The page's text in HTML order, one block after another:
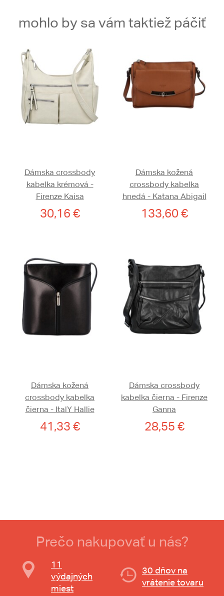
mohlo by sa vám taktiež páčiť
Dámska crossbody
kabelka krémová -
Firenze Kaisa
30,16 €
Dámska kožená
crossbody kabelka
hnedá - Katana Abigail
133,60 €
Dámska kožená
crossbody kabelka
čierna - ItalY Hallie
41,33 €
Dámska crossbody
kabelka čierna - Firenze
Ganna
28,55 €
Prečo nakupovať u nás?
11
výdajných
miest
30 dňov na
vrátenie tovaru